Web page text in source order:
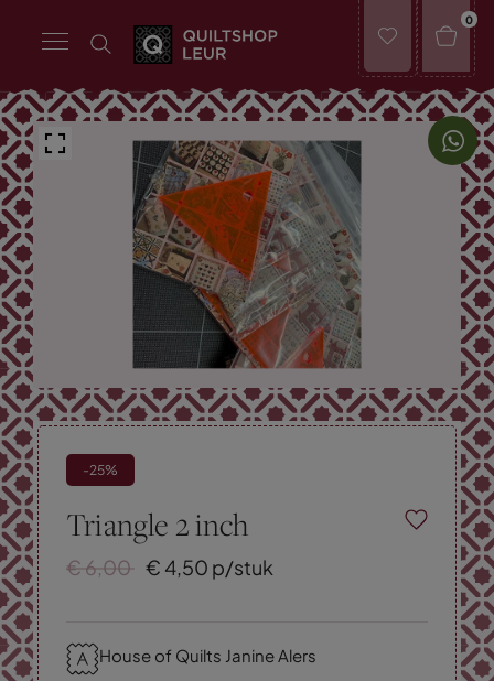
0
-25%
Triangle 2 inch
€ 6,00 € 4,50 p/stuk
House of Quilts Janine Alers